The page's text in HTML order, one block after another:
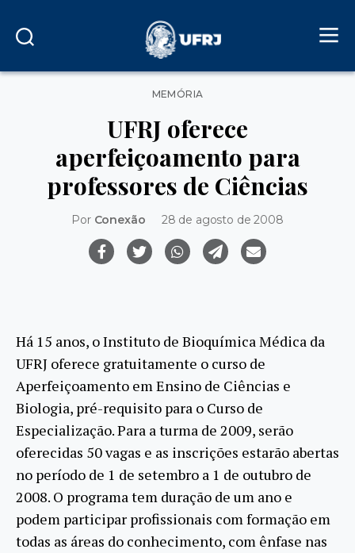
Categorias
MEMÓRIA
UFRJ oferece
aperfeiçoamento para
professores de Ciências
Por Conexão 28 de agosto de 2008
Há 15 anos, o Instituto de Bioquímica Médica da
UFRJ oferece gratuitamente o curso de
Aperfeiçoamento em Ensino de Ciências e
Biologia, pré-requisito para o Curso de
Especialização. Para a turma de 2009, serão
oferecidas 50 vagas e as inscrições estarão abertas
no período de 1 de setembro a 1 de outubro de
2008. O programa tem duração de um ano e
podem participar profissionais com formação em
todas as áreas do conhecimento, com ênfase nas